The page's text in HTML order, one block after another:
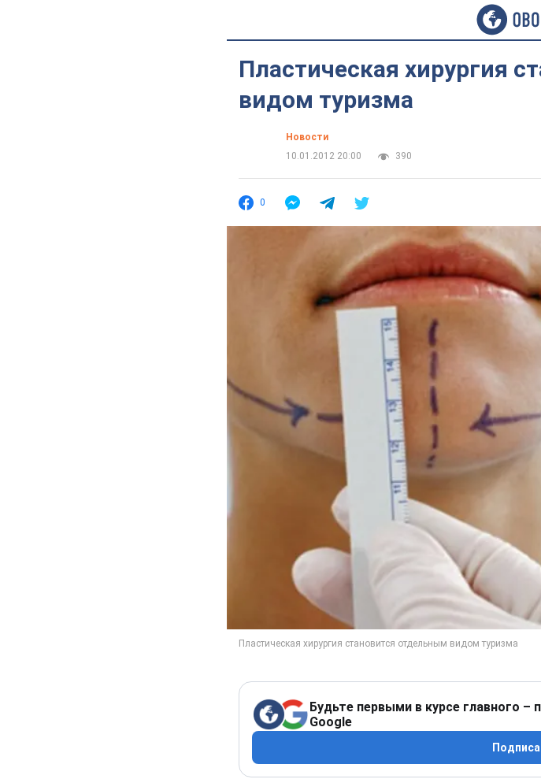
Пластическая хирургия
видом туризма
Новости
10.01.2012 20:00
390
0
Будьте первыми в курсе главного –
Google